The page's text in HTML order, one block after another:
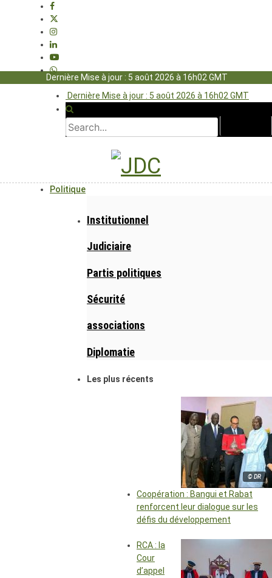
Dernière Mise à jour : 5 août 2026 à 16h02 GMT
Dernière Mise à jour : 5 août 2026 à 16h02 GMT
Politique
Institutionnel
Judiciaire
Partis politiques
Sécurité
associations
Diplomatie
Les plus récents
© DR
Coopération : Bangui et Rabat
renforcent leur dialogue sur les
défis du développement
RCA : la
Cour
d’appel